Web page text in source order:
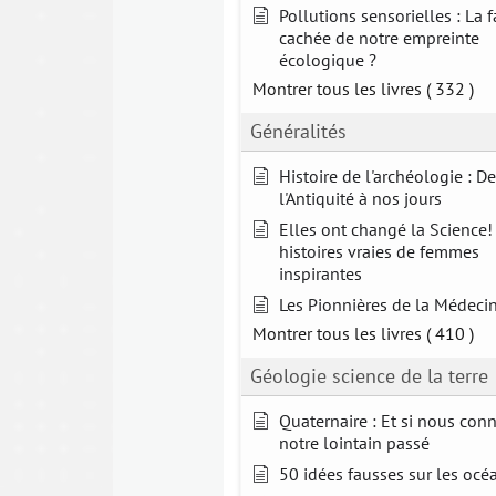
Pollutions sensorielles : La
cachée de notre empreinte
écologique ?
Montrer tous les livres ( 332 )
Généralités
Histoire de l'archéologie : De
l'Antiquité à nos jours
Elles ont changé la
histoires vraies de femmes
inspirantes
Les Pionnières de la
Montrer tous les livres ( 410 )
Géologie science de la terre
Quaternaire : Et si nous
notre lointain passé
50 idées fausses sur les